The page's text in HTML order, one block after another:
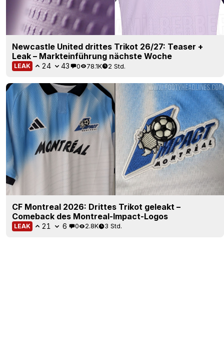
Newcastle United drittes Trikot 26/27: Teaser +
Leak – Markteinführung nächste Woche
LEAK 24 43 0 78.1K 2 Std.
CF Montreal 2026: Drittes Trikot geleakt –
Comeback des Montreal-Impact-Logos
LEAK 21 6 0 2.8K 3 Std.